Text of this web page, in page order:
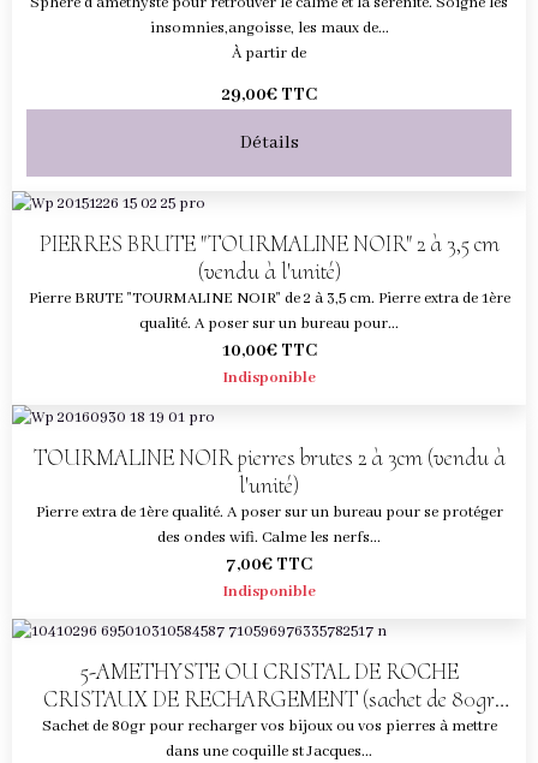
insomnies,angoisse, les maux de...
À partir de
29,00€ TTC
Détails
PIERRES BRUTE "TOURMALINE NOIR" 2 à 3,5 cm
(vendu à l'unité)
Pierre BRUTE "TOURMALINE NOIR" de 2 à 3,5 cm. Pierre extra de 1ère
qualité. A poser sur un bureau pour...
10,00€ TTC
Indisponible
TOURMALINE NOIR pierres brutes 2 à 3cm (vendu à
l'unité)
Pierre extra de 1ère qualité. A poser sur un bureau pour se protéger
des ondes wifi. Calme les nerfs...
7,00€ TTC
Indisponible
5-AMETHYSTE OU CRISTAL DE ROCHE
CRISTAUX DE RECHARGEMENT (sachet de 80gr
pour 1 coquille)
Sachet de 80gr pour recharger vos bijoux ou vos pierres à mettre
dans une coquille st Jacques...